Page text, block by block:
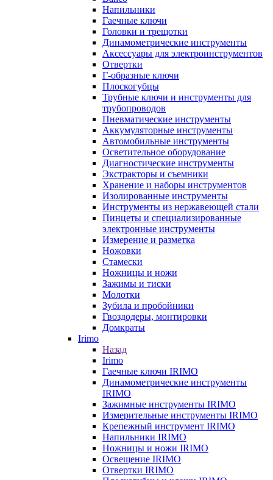
Напильники
Гаечные ключи
Головки и трещотки
Динамометрические инструменты
Аксессуары для электроинструментов
Отвертки
Г-образные ключи
Плоскогубцы
Трубные ключи и инструменты для
трубопроводов
Пневматические инструменты
Аккумуляторные инструменты
Автомобильные инструменты
Осветительное оборудование
Диагностические инструменты
Экстракторы и съемники
Хранение и наборы инструментов
Изолированные инструменты
Инструменты из нержавеющей стали
Пинцеты и специализированные
электронные инструменты
Измерение и разметка
Ножовки
Стамески
Ножницы и ножи
Зажимы и тиски
Молотки
Зубила и пробойники
Гвоздодеры, монтировки
Домкраты
Irimo
Назад
Irimo
Гаечные ключи IRIMO
Динамометрические инструменты
IRIMO
Зажимные инструменты IRIMO
Измерительные инструменты IRIMO
Крепежный инструмент IRIMO
Напильники IRIMO
Ножницы и ножи IRIMO
Освещение IRIMO
Отвертки IRIMO